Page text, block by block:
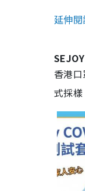
延伸
香港
式採